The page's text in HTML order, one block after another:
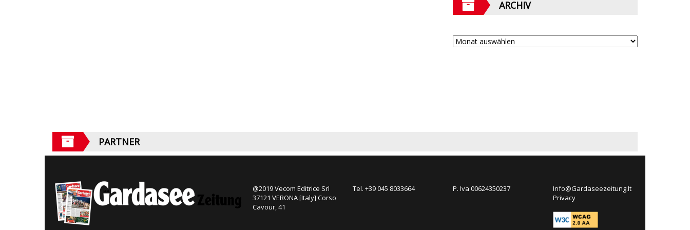
ARCHIV
PARTNER
@2019 Vecom Editrice Srl
37121 VERONA [Italy] Corso
Cavour, 41
Tel. +39 045 8033664 P. Iva 00624350237
Info@Gardaseezeitung.It
Privacy